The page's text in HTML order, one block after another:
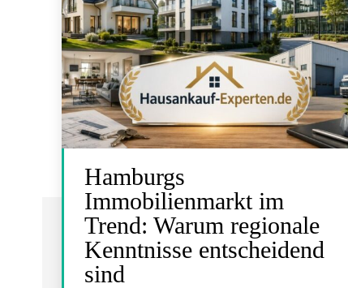
Hamburgs
Immobilienmarkt im
Trend: Warum regionale
Kenntnisse entscheidend
sind